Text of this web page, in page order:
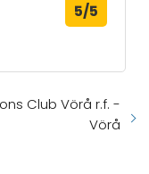
5/5
Club Vörå r.f. -
Vörå